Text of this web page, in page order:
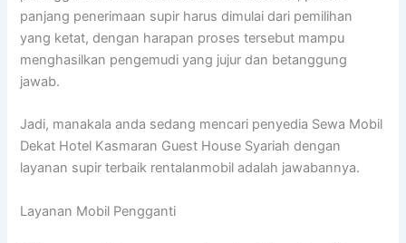
panjang penerimaan supir harus dimulai dari pemilihan
yang ketat, dengan harapan proses tersebut mampu
menghasilkan pengemudi yang jujur dan betanggung
jawab.
Jadi, manakala anda sedang mencari penyedia Sewa Mobil
Dekat Hotel Kasmaran Guest House Syariah dengan
layanan supir terbaik rentalanmobil adalah jawabannya.
Layanan Mobil Pengganti